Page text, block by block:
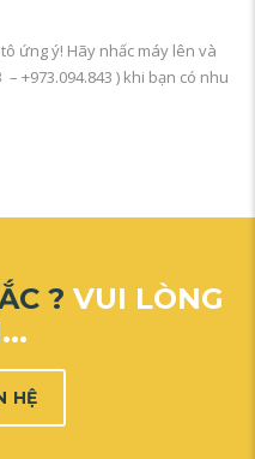
ứng ý! Hãy nhấc máy lên và
+973.094.843 ) khi bạn có nhu
? VUI LÒNG
HỆ